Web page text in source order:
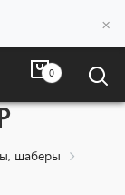
×
0
222
шаберы